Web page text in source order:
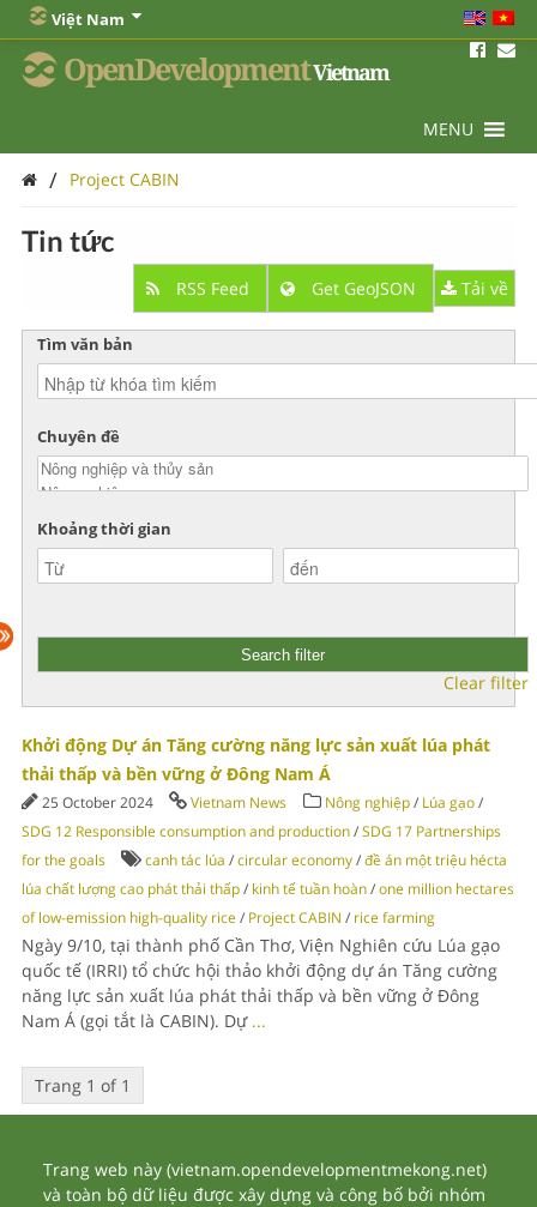
Việt Nam
OpenDevelopmentVietnam
MENU
/ Project CABIN
Tin tức
RSS Feed Get GeoJSON Tải về
Tìm văn bản
Chuyên đề
Khoảng thời gian
Clear filter
Khởi động Dự án Tăng cường năng lực sản xuất lúa phát
thải thấp và bền vững ở Đông Nam Á
25 October 2024 Vietnam News Nông nghiệp/ Lúa gạo/
SDG 12 Responsible consumption and production/SDG 17 Partnerships
for the goals
canh tác lúa /circular economy/đề án một triệu hécta
lúa chất lượng cao phát thải thấp/ kinh tế tuần hoàn/one million hectares
of low-emission high-quality rice/ Project CABIN / rice farming
Ngày 9/10, tại thành phố Cần Thơ, Viện Nghiên cứu Lúa gạo
quốc tế (IRRI) tổ chức hội thảo khởi động dự án Tăng cường
năng lực sản xuất lúa phát thải thấp và bền vững ở Đông
Nam Á (gọi tắt là CABIN). Dự ...
Trang 1 of 1
Trang web này (vietnam.opendevelopmentmekong.net)
và toàn bộ dữ liệu được xây dựng và công bố bởi nhóm